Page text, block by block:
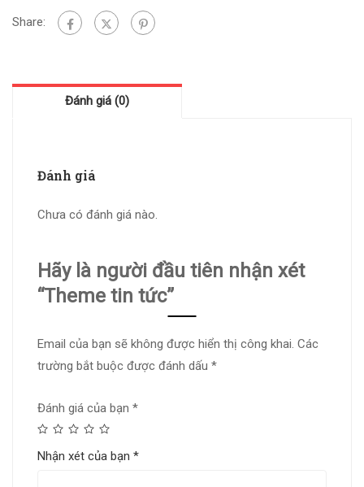
Share:
Đánh giá (0)
Đánh giá
Chưa có đánh giá nào.
Hãy là người đầu tiên nhận xét
“Theme tin tức”
Email của bạn sẽ không được hiển thị công khai. Các
trường bắt buộc được đánh dấu *
Đánh giá của bạn *
Nhận xét của bạn *